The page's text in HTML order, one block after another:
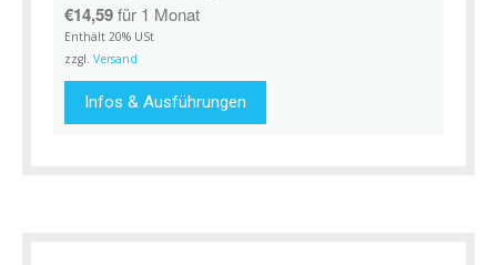
€14,59für 1 Monat
Enthält 20% USt
zzgl. Versand
Infos & Ausführungen